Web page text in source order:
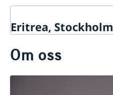
Eritrea, Stockholm
Om oss
Om oss